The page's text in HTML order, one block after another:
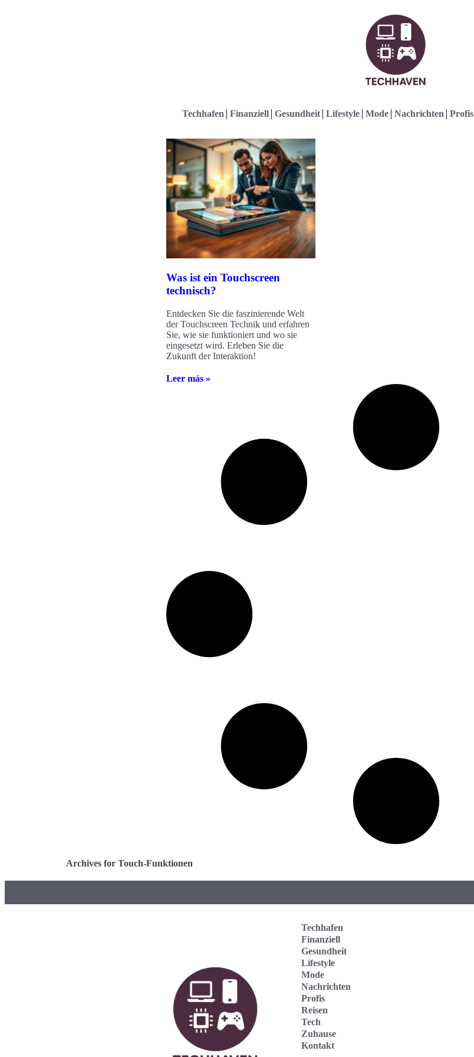
Techhafen Finanziell Gesundheit Lifestyle Mode Nachrichten Profis
Was ist ein Touchscreen
technisch?
Entdecken Sie die faszinierende Welt
der Touchscreen Technik und erfahren
Sie, wie sie funktioniert und wo sie
eingesetzt wird. Erleben Sie die
Zukunft der Interaktion!
Leer más »
Archives for Touch-Funktionen
Techhafen
Finanziell
Gesundheit
Lifestyle
Mode
Nachrichten
Profis
Reisen
Tech
Zuhause
Kontakt